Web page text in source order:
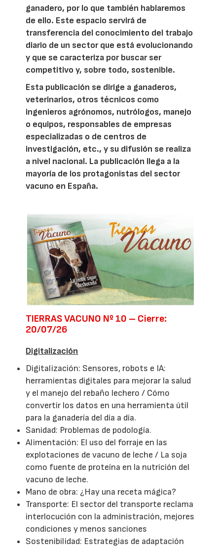
ganadero, por lo que también hablaremos
de ello. Este espacio servirá de
transferencia del conocimiento del trabajo
diario de un sector que está evolucionando
y que se caracteriza por buscar ser
competitivo y, sobre todo, sostenible.
Esta publicación se dirige a ganaderos,
veterinarios, otros técnicos como
ingenieros agrónomos, nutrólogos, manejo
o equipos, responsables de empresas
especializadas o de centros de
investigación, etc., y su difusión se realiza
a nivel nacional. La publicación llega a la
mayoría de los protagonistas del sector
vacuno en España.
TIERRAS VACUNO Nº 10 – Cierre:
20/07/26
Digitalización
Digitalización: Sensores, robots e IA:
herramientas digitales para mejorar la salud
y el manejo del rebaño lechero / Cómo
convertir los datos en una herramienta útil
para la ganadería del día a día.
Sanidad: Problemas de podología.
Alimentación: El uso del forraje en las
explotaciones de vacuno de leche / La soja
como fuente de proteína en la nutrición del
vacuno de leche.
Mano de obra: ¿Hay una receta mágica?
Transporte: El sector del transporte reclama
interlocución con la administración, mejores
condiciones y menos sanciones
Sostenibilidad: Estrategias de adaptación